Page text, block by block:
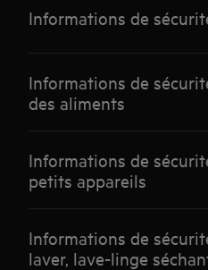
Informations de
Informations de
des aliments
Informations de
petits appareils
Informations de
laver, lave-linge